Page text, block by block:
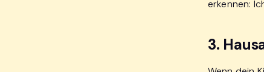
erkennen:
3.